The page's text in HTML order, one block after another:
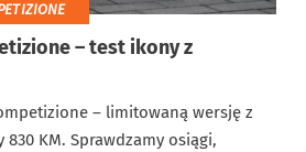
– test ikony z
– limitowaną wersję z
KM. Sprawdzamy osiągi,